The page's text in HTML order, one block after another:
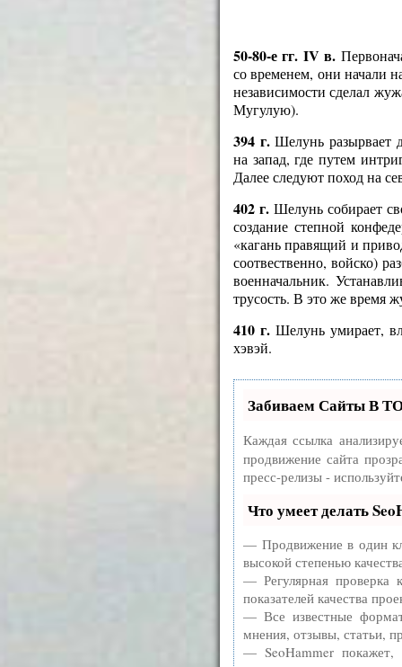
50-80-е гг. IV в.
со временем, они начали
независимости сделал
Мугулую).
394 г.Шелунь разырвает
на запад, где путем
Далее следуют поход на
402 г. Шелунь собирает
создание степной
«кагань правящий и
соотвественно, войско)
военначальник.
трусость. В это же время
410 г.Шелунь умирает,
хэвэй.
Забиваем Сайты В
Каждая ссылка
продвижение сайта
пресс-релизы -
Что умеет делать
— Продвижение в один
высокой степенью
— Регулярная проверка
показателей качества
— Все известные
мнения, отзывы, статьи,
— SeoHammer покажет,